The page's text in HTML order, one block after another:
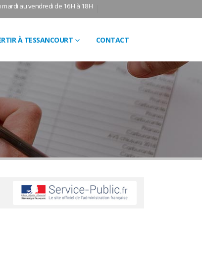
mardi au vendredi de 16H à 18H
À TESSANCOURT CONTACT